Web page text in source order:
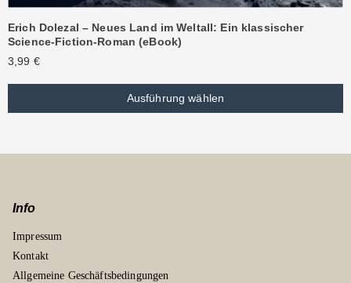
Erich Dolezal – Neues Land im Weltall: Ein klassischer
Science-Fiction-Roman (eBook)
3,99 €
Ausführung wählen
Info
Impressum
Kontakt
Allgemeine Geschäftsbedingungen